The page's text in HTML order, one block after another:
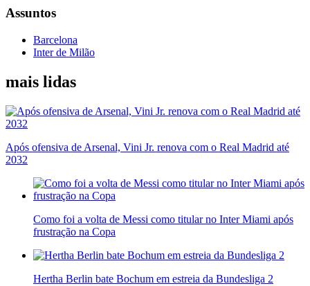
Assuntos
Barcelona
Inter de Milão
mais lidas
Após ofensiva de Arsenal, Vini Jr. renova com o Real Madrid até
2032
Como foi a volta de Messi como titular no Inter Miami após
frustração na Copa
Hertha Berlin bate Bochum em estreia da Bundesliga 2